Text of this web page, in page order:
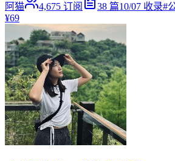
阿猫 4,675 订阅 38 篇10/07 收录#
¥69